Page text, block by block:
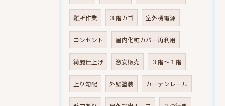
難所作業 ３階カゴ 室外機電源
コンセント 屋内化粧カバー再利用
綺麗仕上げ 激安販売 ３階～１階
上り勾配 外壁塗装 カーテンレール